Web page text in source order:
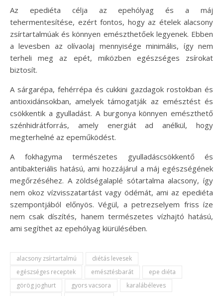
Az epediéta célja az epehólyag és a máj
tehermentesítése, ezért fontos, hogy az ételek alacsony
zsírtartalmúak és könnyen emészthetőek legyenek. Ebben
a levesben az olívaolaj mennyisége minimális, így nem
terheli meg az epét, miközben egészséges zsírokat
biztosít.
A sárgarépa, fehérrépa és cukkini gazdagok rostokban és
antioxidánsokban, amelyek támogatják az emésztést és
csökkentik a gyulladást. A burgonya könnyen emészthető
szénhidrátforrás, amely energiát ad anélkül, hogy
megterhelné az epeműködést.
A fokhagyma természetes gyulladáscsökkentő és
antibakteriális hatású, ami hozzájárul a máj egészségének
megőrzéséhez. A zöldségalaplé sótartalma alacsony, így
nem okoz vízvisszatartást vagy ödémát, ami az epediéta
szempontjából előnyös. Végül, a petrezselyem friss íze
nem csak díszítés, hanem természetes vízhajtó hatású,
ami segíthet az epehólyag kiürülésében.
alacsony zsírtartalmú
diétás levesek
egészséges receptek
emésztésbarát
epe diéta
görög joghurt
gyors vacsora
karalábéleves